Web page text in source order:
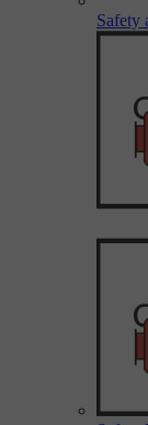
Safety